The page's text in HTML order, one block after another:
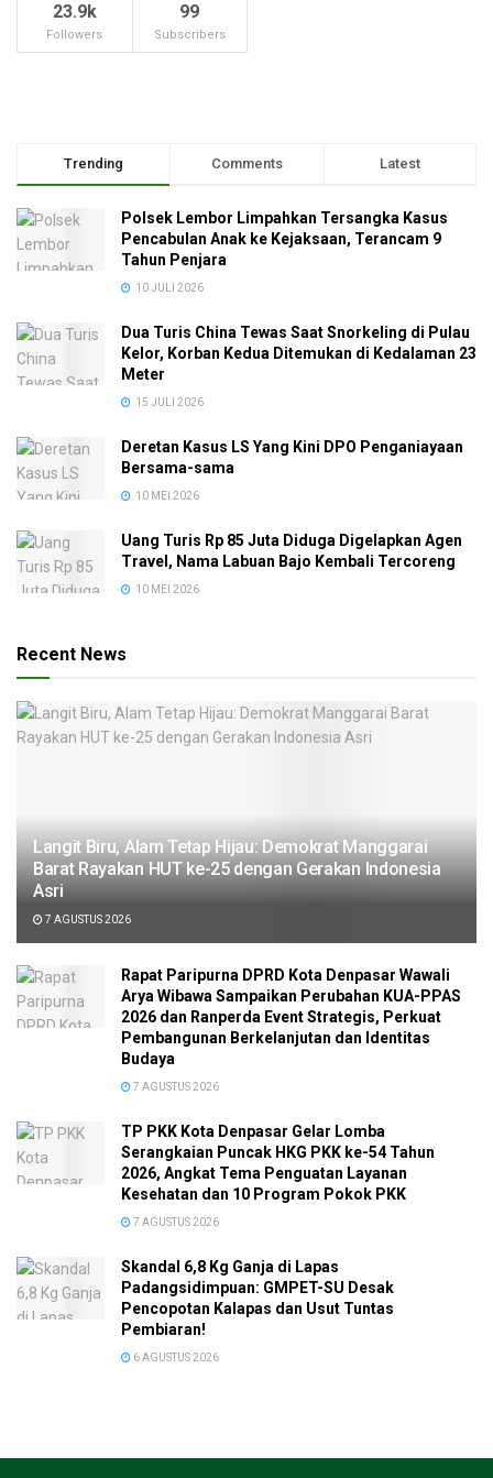
23.9k
Followers
99
Subscribers
Trending Comments Latest
Polsek Lembor Limpahkan Tersangka Kasus
Pencabulan Anak ke Kejaksaan, Terancam 9
Tahun Penjara
10 JULI 2026
Dua Turis China Tewas Saat Snorkeling di Pulau
Kelor, Korban Kedua Ditemukan di Kedalaman 23
Meter
15 JULI 2026
Deretan Kasus LS Yang Kini DPO Penganiayaan
Bersama-sama
10 MEI 2026
Uang Turis Rp 85 Juta Diduga Digelapkan Agen
Travel, Nama Labuan Bajo Kembali Tercoreng
10 MEI 2026
Recent News
Langit Biru, Alam Tetap Hijau: Demokrat Manggarai
Barat Rayakan HUT ke-25 dengan Gerakan Indonesia
Asri
7 AGUSTUS 2026
Rapat Paripurna DPRD Kota Denpasar Wawali
Arya Wibawa Sampaikan Perubahan KUA-PPAS
2026 dan Ranperda Event Strategis, Perkuat
Pembangunan Berkelanjutan dan Identitas
Budaya
7 AGUSTUS 2026
TP PKK Kota Denpasar Gelar Lomba
Serangkaian Puncak HKG PKK ke-54 Tahun
2026, Angkat Tema Penguatan Layanan
Kesehatan dan 10 Program Pokok PKK
7 AGUSTUS 2026
Skandal 6,8 Kg Ganja di Lapas
Padangsidimpuan: GMPET-SU Desak
Pencopotan Kalapas dan Usut Tuntas
Pembiaran!
6 AGUSTUS 2026